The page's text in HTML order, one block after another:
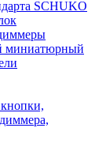
SCHUKO
миниатюрный